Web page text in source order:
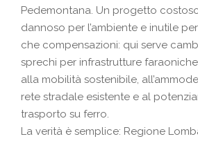
Pedemontana. Un progetto
dannoso per l’ambiente e inutile
che compensazioni: qui serve
sprechi per infrastrutture
alla mobilità sostenibile,
rete stradale esistente e al
trasporto su ferro.
La verità è semplice: Regione